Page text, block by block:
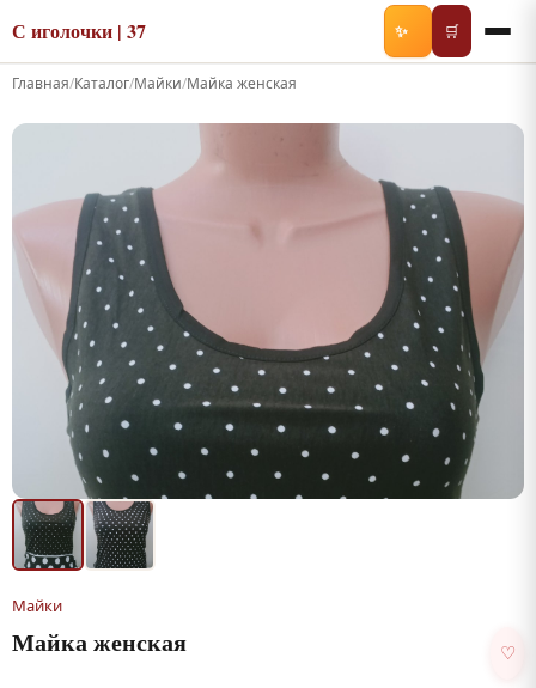
С иголочки | 37 ✨ 🛒
Главная/Каталог/Майки/Майка женская
Майки
Майка женская ♡